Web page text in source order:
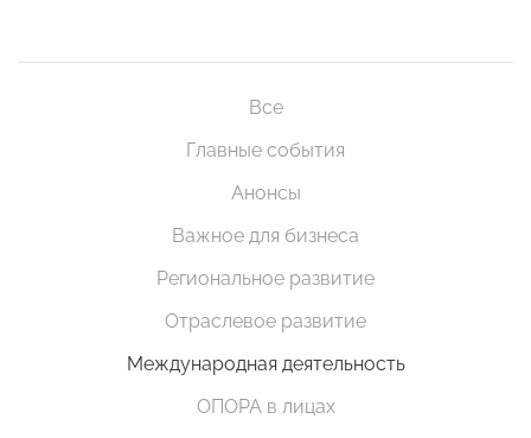
Все
Главные события
Анонсы
Важное для бизнеса
Региональное развитие
Отраслевое развитие
Международная деятельность
ОПОРА в лицах